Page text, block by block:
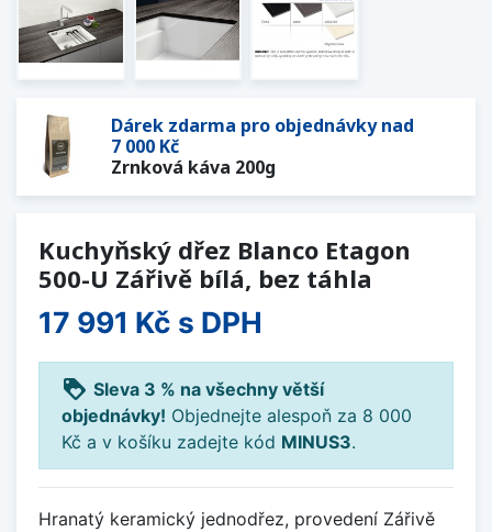
Dárek zdarma pro objednávky nad
7 000 Kč
Zrnková káva 200g
Kuchyňský dřez Blanco Etagon
500-U Zářivě bílá, bez táhla
17 991 Kč s DPH
loyalty Sleva 3 % na všechny větší
objednávky! Objednejte alespoň za 8 000
Kč a v košíku zadejte kód MINUS3.
Hranatý keramický jednodřez, provedení Zářivě